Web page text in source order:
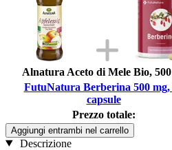
Alnatura Aceto di Mele Bio,
FutuNatura Berberina 500 mg,
capsule
Prezzo totale:
Aggiungi entrambi nel carrello
Descrizione